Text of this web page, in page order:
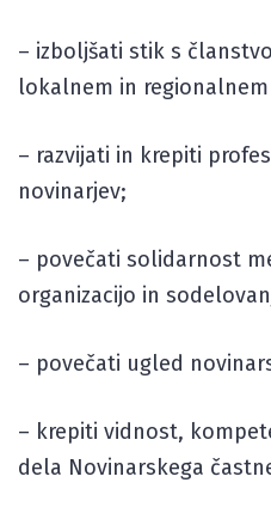
– izboljšati stik s
lokalnem in
– razvijati in krepiti
novinarjev;
– povečati solidarnost
organizacijo in
– povečati ugled
– krepiti vidnost,
dela Novinarskega